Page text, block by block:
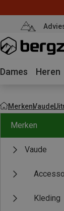
Dames Heren
MerkenVaude
Merken
Vaude
Kleding